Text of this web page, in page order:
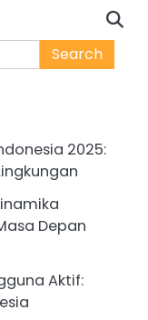
2025:
Depan
Aktif: